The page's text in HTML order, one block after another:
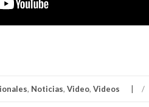
, Noticias, Video, Videos /